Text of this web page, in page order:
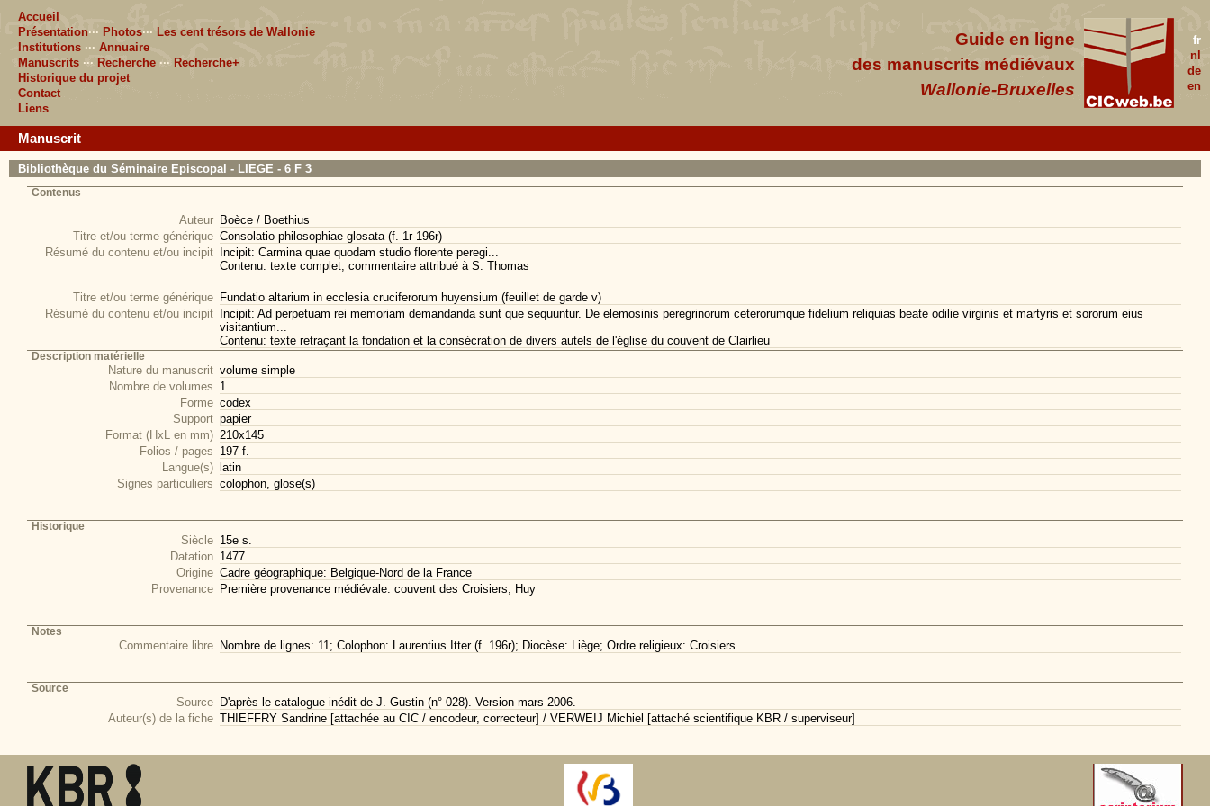
fr
nl
de
en
Guide en ligne
des manuscrits médiévaux
Wallonie-Bruxelles
Accueil
Présentation··· Photos··· Les cent trésors de Wallonie
Institutions ··· Annuaire
Manuscrits ··· Recherche ··· Recherche+
Historique du projet
Contact
Liens
Manuscrit
Bibliothèque du Séminaire Episcopal - LIEGE - 6 F 3
Contenus
Auteur Boèce / Boethius
Titre et/ou terme générique Consolatio philosophiae glosata (f. 1r-196r)
Résumé du contenu et/ou incipit
Incipit: Carmina quae quodam studio florente peregi...
Contenu: texte complet; commentaire attribué à S. Thomas
Titre et/ou terme générique Fundatio altarium in ecclesia cruciferorum huyensium (feuillet de garde v)
Résumé du contenu et/ou incipit
Incipit: Ad perpetuam rei memoriam demandanda sunt que sequuntur. De elemosinis peregrinorum ceterorumque fidelium reliquias beate odilie virginis et martyris et sororum eius
visitantium...
Contenu: texte retraçant la fondation et la consécration de divers autels de l'église du couvent de Clairlieu
Description matérielle
Nature du manuscrit volume simple
Nombre de volumes 1
Forme codex
Support papier
Format (HxL en mm) 210x145
Folios / pages 197 f.
Langue(s)
latin
Signes particuliers colophon, glose(s)
Historique
Siècle 15e s.
Datation 1477
Origine Cadre géographique: Belgique-Nord de la France
Provenance Première provenance médiévale: couvent des Croisiers, Huy
Notes
Commentaire libre Nombre de lignes: 11; Colophon: Laurentius Itter (f. 196r); Diocèse: Liège; Ordre religieux: Croisiers.
Source
Source D'après le catalogue inédit de J. Gustin (n° 028). Version mars 2006.
Auteur(s) de la fiche THIEFFRY Sandrine [attachée au CIC / encodeur, correcteur] / VERWEIJ Michiel [attaché scientifique KBR / superviseur]